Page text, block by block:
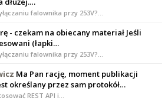
falownika przy 253V?…
- czekam na obiecany materiał Jeśli
(łapki…
falownika przy 253V?…
Ma Pan rację, moment publikacji
określany przez sam protokół…
REST API i…